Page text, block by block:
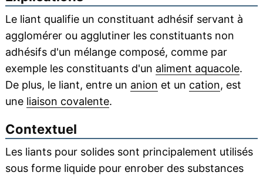
Le liant qualifie un constituant adhésif servant à
agglomérer ou agglutiner les constituants non
adhésifs d'un mélange composé, comme par
exemple les constituants d'un aliment aquacole.
De plus, le liant, entre un anion et un cation, est
une liaison covalente.
Contextuel
Les liants pour solides sont principalement utilisés
sous forme liquide pour enrober des substances